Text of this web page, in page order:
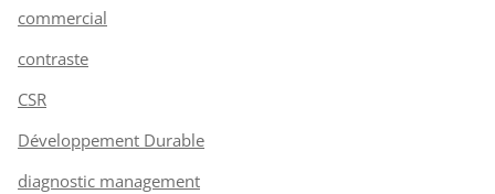
commercial
contraste
CSR
Développement Durable
diagnostic management